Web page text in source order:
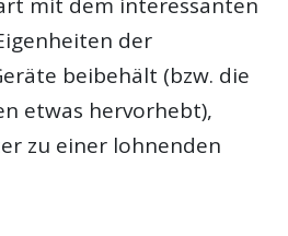
mit dem interessanten
der
beibehält (bzw. die
etwas hervorhebt),
zu einer lohnenden